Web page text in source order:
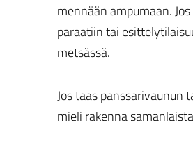
mennään ampumaan.
paraatiin tai
metsässä.
Jos taas panssarivaunun
mieli rakenna